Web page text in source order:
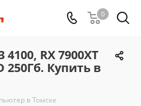
0
RX 7900XT
250Гб. Купить в
в Томске